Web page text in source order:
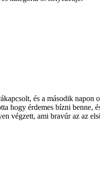
és a második
hogy érdemes bízni
végzett, ami bravúr az az